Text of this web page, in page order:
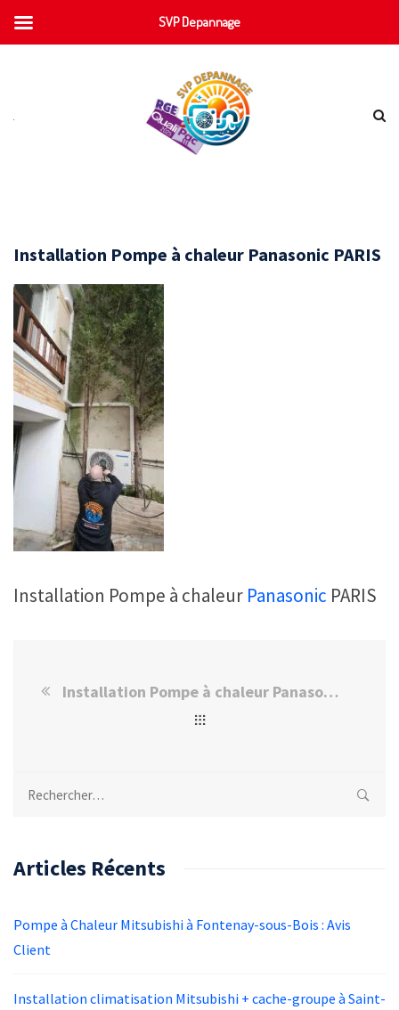
Installation Pompe à chaleur Panasonic PARIS
Installation Pompe à chaleur Panasonic PARIS
Installation Pompe à chaleur Panasonic TZ COMPompe à chaleurT à PARIS
Rechercher :
Articles Récents
Pompe à Chaleur Mitsubishi à Fontenay-sous-Bois : Avis
Client
Installation climatisation Mitsubishi + cache-groupe à Saint-
SVP Depannage